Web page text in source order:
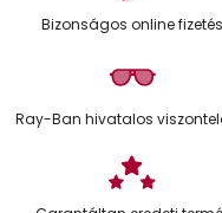
Bizonságos online fizetés
Ray-Ban hivatalos